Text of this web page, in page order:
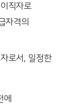
직자로
자격의
로서, 일정한